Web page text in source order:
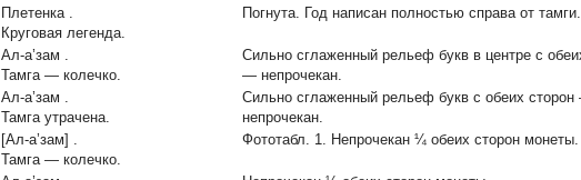
Плетенка .
Круговая легенда.
Погнута. Год написан полностью справа от тамги.
Ал-а’зам .
Тамга — колечко.
Сильно сглаженный рельеф букв в центре с
— непрочекан.
Ал-а’зам .
Тамга утрачена.
Сильно сглаженный рельеф букв с обеих
непрочекан.
[Ал-а’зам] .
Тамга — колечко.
Фототабл. 1. Непрочекан ¼ обеих сторон монеты.